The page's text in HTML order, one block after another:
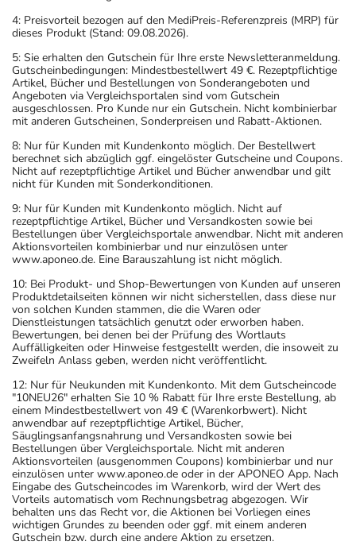
4: Preisvorteil bezogen auf den MediPreis-Referenzpreis (MRP) für
dieses Produkt (Stand: 09.08.2026).
5: Sie erhalten den Gutschein für Ihre erste Newsletteranmeldung.
Gutscheinbedingungen: Mindestbestellwert 49 €. Rezeptpflichtige
Artikel, Bücher und Bestellungen von Sonderangeboten und
Angeboten via Vergleichsportalen sind vom Gutschein
ausgeschlossen. Pro Kunde nur ein Gutschein. Nicht kombinierbar
mit anderen Gutscheinen, Sonderpreisen und Rabatt-Aktionen.
8: Nur für Kunden mit Kundenkonto möglich. Der Bestellwert
berechnet sich abzüglich ggf. eingelöster Gutscheine und Coupons.
Nicht auf rezeptpflichtige Artikel und Bücher anwendbar und gilt
nicht für Kunden mit Sonderkonditionen.
9: Nur für Kunden mit Kundenkonto möglich. Nicht auf
rezeptpflichtige Artikel, Bücher und Versandkosten sowie bei
Bestellungen über Vergleichsportale anwendbar. Nicht mit anderen
Aktionsvorteilen kombinierbar und nur einzulösen unter
www.aponeo.de. Eine Barauszahlung ist nicht möglich.
10: Bei Produkt- und Shop-Bewertungen von Kunden auf unseren
Produktdetailseiten können wir nicht sicherstellen, dass diese nur
von solchen Kunden stammen, die die Waren oder
Dienstleistungen tatsächlich genutzt oder erworben haben.
Bewertungen, bei denen bei der Prüfung des Wortlauts
Auffälligkeiten oder Hinweise festgestellt werden, die insoweit zu
Zweifeln Anlass geben, werden nicht veröffentlicht.
12: Nur für Neukunden mit Kundenkonto. Mit dem Gutscheincode
"10NEU26" erhalten Sie 10 % Rabatt für Ihre erste Bestellung, ab
einem Mindestbestellwert von 49 € (Warenkorbwert). Nicht
anwendbar auf rezeptpflichtige Artikel, Bücher,
Säuglingsanfangsnahrung und Versandkosten sowie bei
Bestellungen über Vergleichsportale. Nicht mit anderen
Aktionsvorteilen (ausgenommen Coupons) kombinierbar und nur
einzulösen unter www.aponeo.de oder in der APONEO App. Nach
Eingabe des Gutscheincodes im Warenkorb, wird der Wert des
Vorteils automatisch vom Rechnungsbetrag abgezogen. Wir
behalten uns das Recht vor, die Aktionen bei Vorliegen eines
wichtigen Grundes zu beenden oder ggf. mit einem anderen
Gutschein bzw. durch eine andere Aktion zu ersetzen.